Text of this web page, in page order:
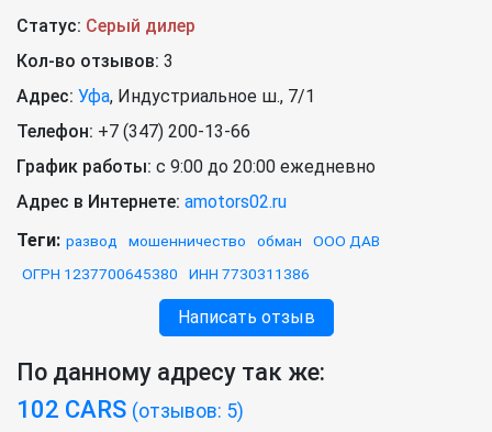
Статус: Серый дилер
Кол-во отзывов: 3
Адрес: Уфа, Индустриальное ш., 7/1
Телефон: +7 (347) 200-13-66
График работы: с 9:00 до 20:00 ежедневно
Адрес в Интернете: amotors02.ru
Теги: развод мошенничество обман
ООО ДАВ
ОГРН 1237700645380
ИНН 7730311386
Написать отзыв
По данному адресу так же:
102 CARS (отзывов: 5)